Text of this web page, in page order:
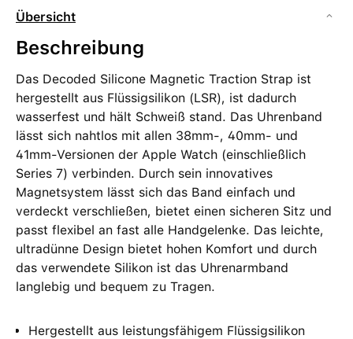
Übersicht
Beschreibung
Das Decoded Silicone Magnetic Traction Strap ist
hergestellt aus Flüssigsilikon (LSR), ist dadurch
wasserfest und hält Schweiß stand. Das Uhrenband
lässt sich nahtlos mit allen 38mm-, 40mm- und
41mm-Versionen der Apple Watch (einschließlich
Series 7) verbinden. Durch sein innovatives
Magnetsystem lässt sich das Band einfach und
verdeckt verschließen, bietet einen sicheren Sitz und
passt flexibel an fast alle Handgelenke. Das leichte,
ultradünne Design bietet hohen Komfort und durch
das verwendete Silikon ist das Uhrenarmband
langlebig und bequem zu Tragen.
Hergestellt aus leistungsfähigem Flüssigsilikon